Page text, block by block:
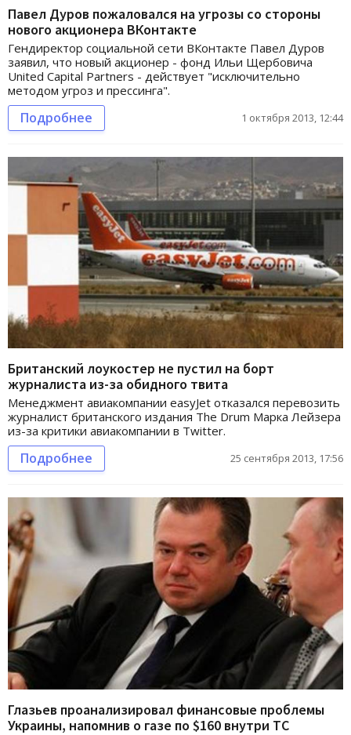
Павел Дуров пожаловался на угрозы со стороны
нового акционера ВКонтакте
Гендиректор социальной сети ВКонтакте Павел Дуров
заявил, что новый акционер - фонд Ильи Щербовича
United Capital Partners - действует "исключительно
методом угроз и прессинга".
Подробнее 1 октября 2013, 12:44
Британский лоукостер не пустил на борт
журналиста из-за обидного твита
Менеджмент авиакомпании easyJet отказался перевозить
журналист британского издания The Drum Марка Лейзера
из-за критики авиакомпании в Twitter.
Подробнее 25 сентября 2013, 17:56
Глазьев проанализировал финансовые проблемы
Украины, напомнив о газе по $160 внутри ТС